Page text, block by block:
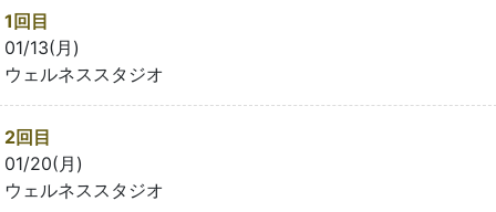
1回目
01/13(月)
ウェルネススタジオ
2回目
01/20(月)
ウェルネススタジオ